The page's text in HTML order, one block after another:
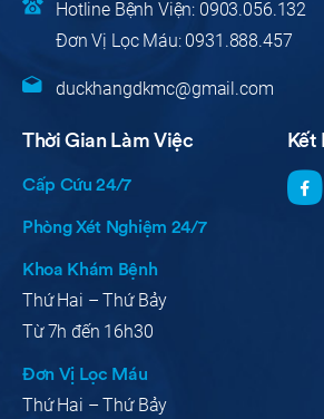
Hotline Bệnh Viện: 0903.056.132
Đơn Vị Lọc Máu: 0931.888.457
duckhangdkmc@gmail.com
Thời Gian Làm Việc
Cấp Cứu 24/7
Phòng Xét Nghiệm 24/7
Khoa Khám Bệnh
Thứ Hai – Thứ Bảy
Từ 7h đến 16h30
Đơn Vị Lọc Máu
Thứ Hai – Thứ Bảy
Kết